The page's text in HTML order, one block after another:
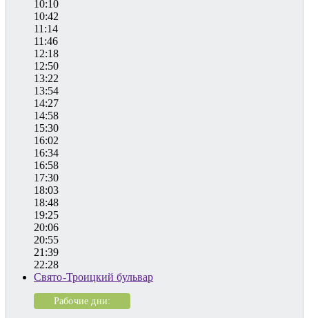
10:10
10:42
11:14
11:46
12:18
12:50
13:22
13:54
14:27
14:58
15:30
16:02
16:34
16:58
17:30
18:03
18:48
19:25
20:06
20:55
21:39
22:28
Свято-Троицкий бульвар
Рабочие дни: